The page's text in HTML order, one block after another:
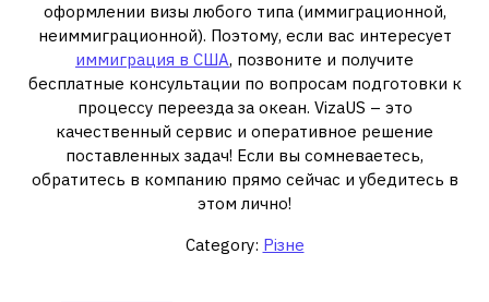
оформлении визы любого типа (иммиграционной,
неиммиграционной). Поэтому, если вас интересует
иммиграция в США, позвоните и получите
бесплатные консультации по вопросам подготовки к
процессу переезда за океан. VizaUS – это
качественный сервис и оперативное решение
поставленных задач! Если вы сомневаетесь,
обратитесь в компанию прямо сейчас и убедитесь в
этом лично!
Category: Різне